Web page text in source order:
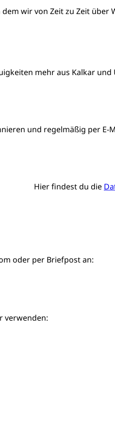
wir von Zeit zu Zeit
mehr aus Kalkar
und regelmäßig per
Hier findest du die
oder per Briefpost an:
verwenden: